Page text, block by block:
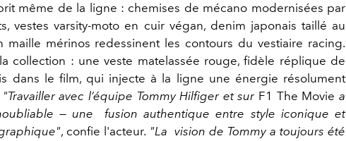
même de la ligne : chemises de mécano modernisées par
vestes varsity-moto en cuir végan, denim japonais taillé au
maille mérinos redessinent les contours du vestiaire racing.
collection : une veste matelassée rouge, fidèle réplique de
dans le film, qui injecte à la ligne une énergie résolument
"Travailler avec l’équipe Tommy Hilfiger et sur F1 The Movie a
— une fusion authentique entre style iconique et
", confie l'acteur. "La vision de Tommy a toujours été